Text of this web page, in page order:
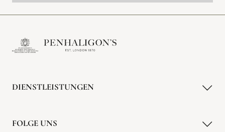
DIENSTLEISTUNGEN
FOLGE UNS